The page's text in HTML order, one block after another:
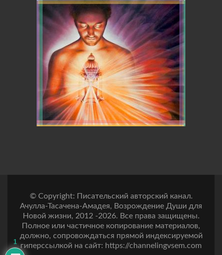
© Copyright: Писательский авторский канал.
Ачулла-Тасачена-Амадея, Возрождение Души для
Новой жизни, 2012 -2026. Все права защищены.
Полное или частичное копирование материалов,
должно, сопровождаться прямой индексируемой
гиперссылкой на сайт: https://channelingvsem.com
1